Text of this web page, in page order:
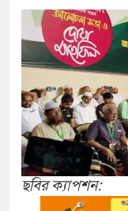
ছবির ক্যাপশন: